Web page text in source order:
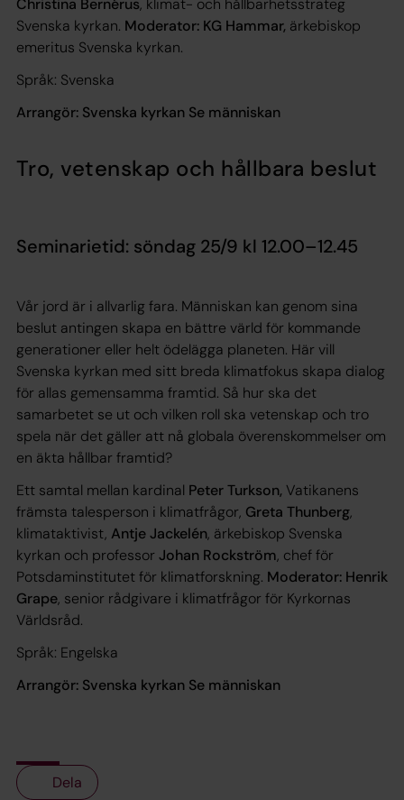
Svenska kyrkan. Moderator: KG Hammar, ärkebiskop
emeritus Svenska kyrkan.
Språk: Svenska
Arrangör: Svenska kyrkan Se människan
Tro, vetenskap och hållbara beslut
Seminarietid: söndag 25/9 kl 12.00–12.45
Vår jord är i allvarlig fara. Människan kan genom sina
beslut antingen skapa en bättre värld för kommande
generationer eller helt ödelägga planeten. Här vill
Svenska kyrkan med sitt breda klimatfokus skapa dialog
för allas gemensamma framtid. Så hur ska det
samarbetet se ut och vilken roll ska vetenskap och tro
spela när det gäller att nå globala överenskommelser om
en äkta hållbar framtid?
Ett samtal mellan kardinal Peter Turkson, Vatikanens
främsta talesperson i klimatfrågor, Greta Thunberg,
klimataktivist, Antje Jackelén, ärkebiskop Svenska
kyrkan och professor Johan Rockström, chef för
Potsdaminstitutet för klimatforskning. Moderator: Henrik
Grape, senior rådgivare i klimatfrågor för Kyrkornas
Världsråd.
Språk: Engelska
Arrangör: Svenska kyrkan Se människan
Dela